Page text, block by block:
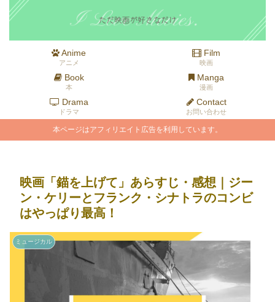
Anime
アニメ
Film
映画
Book
本
Manga
漫画
Drama
ドラマ
Contact
お問い合わせ
本ページはアフィリエイト広告を利用しています。
映画「錨を上げて」あらすじ・感想｜ジー
ン・ケリーとフランク・シナトラのコンビ
はやっぱり最高！
ミュージカル